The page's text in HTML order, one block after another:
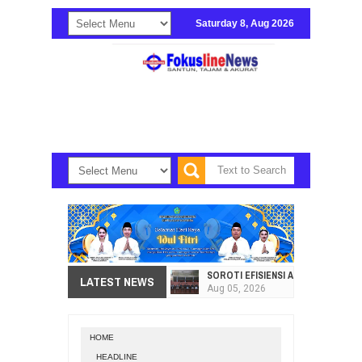
Saturday 8, Aug 2026
LATEST NEWS SOROTI EFISIENSI APBD, DPRD
Aug 05, 2026
HOME
HEADLINE